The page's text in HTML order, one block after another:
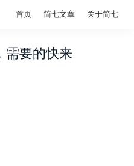
首页 简七文章 关于简七
需要的快来